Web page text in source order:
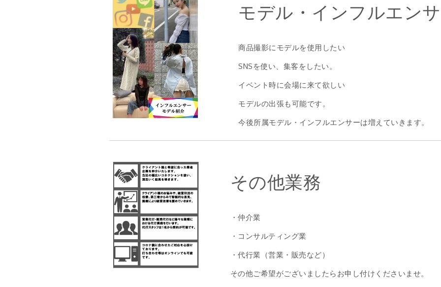
モデル・インフルエン
商品撮影にモデルを使用したい
SNSを使い、集客をしたい。
イベント時に会場に来て欲しい
モデルの出張も可能です。
今後所属モデル・インフルエンサーは増えていきます。
その他業務
・仲介業
・コンサルティング業
・代行業（営業・販売など）
その他ご希望がございましたらお申し付けくださいませ。